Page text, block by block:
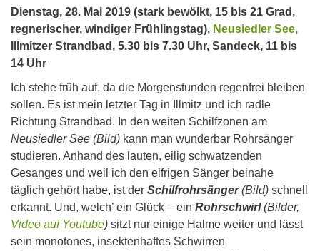
Dienstag, 28. Mai 2019 (stark bewölkt, 15 bis 21 Grad,
regnerischer, windiger Frühlingstag), Neusiedler See,
Illmitzer Strandbad, 5.30 bis 7.30 Uhr, Sandeck, 11 bis
14 Uhr
Ich stehe früh auf, da die Morgenstunden regenfrei bleiben
sollen. Es ist mein letzter Tag in Illmitz und ich radle
Richtung Strandbad. In den weiten Schilfzonen am
Neusiedler See (Bild) kann man wunderbar Rohrsänger
studieren. Anhand des lauten, eilig schwatzenden
Gesanges und weil ich den eifrigen Sänger beinahe
täglich gehört habe, ist der Schilfrohrsänger(Bild) schnell
erkannt. Und, welch’ ein Glück – ein Rohrschwirl(Bilder,
Video auf Youtube) sitzt nur einige Halme weiter und lässt
sein monotones, insektenhaftes Schwirren